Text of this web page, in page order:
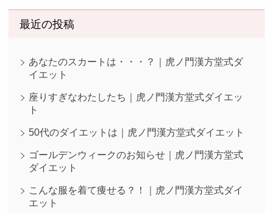
最近の投稿
あなたのスカートは・・・？｜虎ノ門漢方堂式ダ
イエット
座りすぎなわたしたち｜虎ノ門漢方堂式ダイエッ
ト
50代のダイエットは｜虎ノ門漢方堂式ダイエット
ゴールデンウィークのお知らせ｜虎ノ門漢方堂式
ダイエット
こんな服を着て痩せる？！｜虎ノ門漢方堂式ダイ
エット